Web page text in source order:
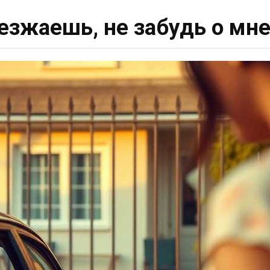
не забудь о